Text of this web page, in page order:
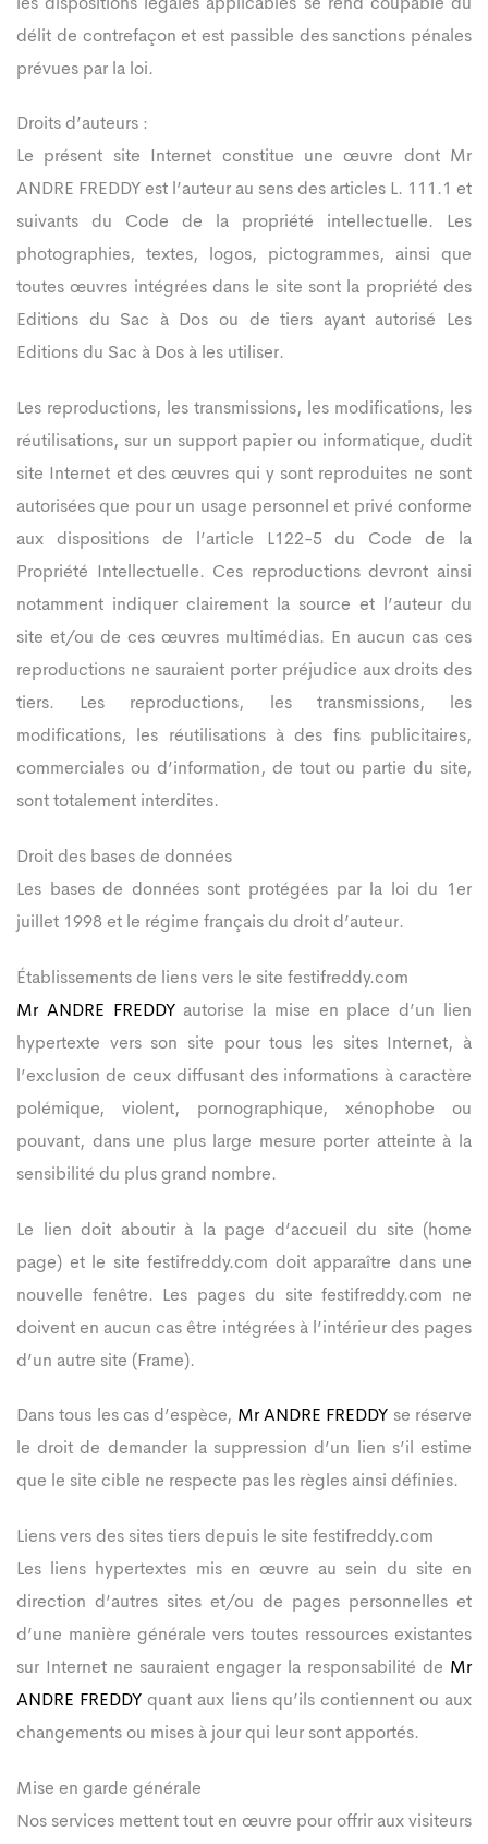
les dispositions légales applicables se rend coupable du
délit de contrefaçon et est passible des sanctions pénales
prévues par la loi.
Droits d’auteurs :
Le présent site Internet constitue une œuvre dont Mr
ANDRE FREDDY est l’auteur au sens des articles L. 111.1 et
suivants du Code de la propriété intellectuelle. Les
photographies, textes, logos, pictogrammes, ainsi que
toutes œuvres intégrées dans le site sont la propriété des
Editions du Sac à Dos ou de tiers ayant autorisé Les
Editions du Sac à Dos à les utiliser.
Les reproductions, les transmissions, les modifications, les
réutilisations, sur un support papier ou informatique, dudit
site Internet et des œuvres qui y sont reproduites ne sont
autorisées que pour un usage personnel et privé conforme
aux dispositions de l’article L122-5 du Code de la
Propriété Intellectuelle. Ces reproductions devront ainsi
notamment indiquer clairement la source et l’auteur du
site et/ou de ces œuvres multimédias. En aucun cas ces
reproductions ne sauraient porter préjudice aux droits des
tiers. Les reproductions, les transmissions, les
modifications, les réutilisations à des fins publicitaires,
commerciales ou d’information, de tout ou partie du site,
sont totalement interdites.
Droit des bases de données
Les bases de données sont protégées par la loi du 1er
juillet 1998 et le régime français du droit d’auteur.
Établissements de liens vers le site festifreddy.com
Mr ANDRE FREDDY autorise la mise en place d’un lien
hypertexte vers son site pour tous les sites Internet, à
l’exclusion de ceux diffusant des informations à caractère
polémique, violent, pornographique, xénophobe ou
pouvant, dans une plus large mesure porter atteinte à la
sensibilité du plus grand nombre.
Le lien doit aboutir à la page d’accueil du site (home
page) et le site festifreddy.com doit apparaître dans une
nouvelle fenêtre. Les pages du site festifreddy.com ne
doivent en aucun cas être intégrées à l’intérieur des pages
d’un autre site (Frame).
Dans tous les cas d’espèce, Mr ANDRE FREDDY se réserve
le droit de demander la suppression d’un lien s’il estime
que le site cible ne respecte pas les règles ainsi définies.
Liens vers des sites tiers depuis le site festifreddy.com
Les liens hypertextes mis en œuvre au sein du site en
direction d’autres sites et/ou de pages personnelles et
d’une manière générale vers toutes ressources existantes
sur Internet ne sauraient engager la responsabilité de Mr
ANDRE FREDDY quant aux liens qu’ils contiennent ou aux
changements ou mises à jour qui leur sont apportés.
Mise en garde générale
Nos services mettent tout en œuvre pour offrir aux visiteurs